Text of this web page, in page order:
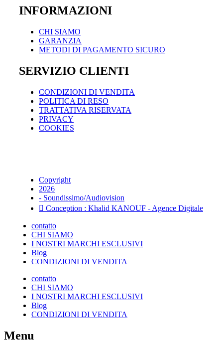
INFORMAZIONI
CHI SIAMO
GARANZIA
METODI DI PAGAMENTO SICURO
SERVIZIO CLIENTI
CONDIZIONI DI VENDITA
POLITICA DI RESO
TRATTATIVA RISERVATA
PRIVACY
COOKIES
Copyright
2026
- Soundissimo/Audiovision
Conception : Khalid KANOUF - Agence Digitale
contatto
CHI SIAMO
I NOSTRI MARCHI ESCLUSIVI
Blog
CONDIZIONI DI VENDITA
contatto
CHI SIAMO
I NOSTRI MARCHI ESCLUSIVI
Blog
CONDIZIONI DI VENDITA
Menu